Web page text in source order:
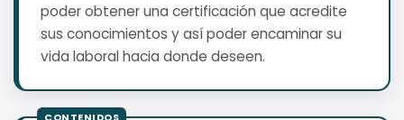
poder obtener una certificación que acredite
sus conocimientos y así poder encaminar su
vida laboral hacia donde deseen.